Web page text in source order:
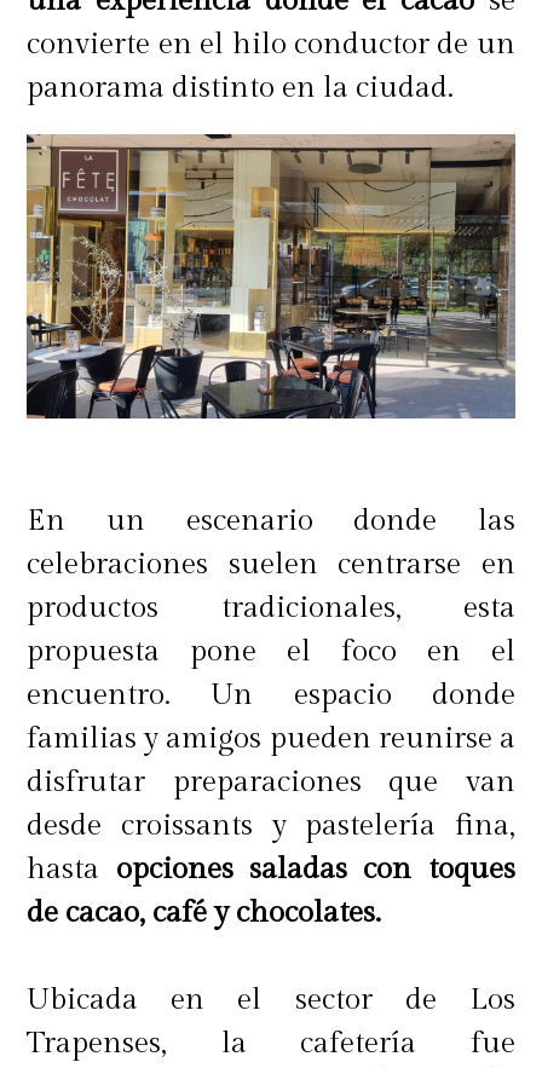
convierte en el hilo conductor de un
panorama distinto en la ciudad.
En un escenario donde las
celebraciones suelen centrarse en
productos tradicionales, esta
propuesta pone el foco en el
encuentro. Un espacio donde
familias y amigos pueden reunirse a
disfrutar preparaciones que van
desde croissants y pastelería fina,
hasta opciones saladas con toques
de cacao, café y chocolates.
Ubicada en el sector de Los
Trapenses, la cafetería fue